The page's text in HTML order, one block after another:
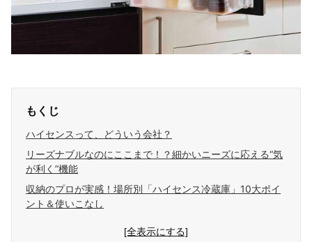
もくじ
ハイセンスって、どういう会社？
リーズナブルなのにここまで！？細かいニーズに応える“気
が利く”機能
収納のプロが実感！場所別「ハイセンス冷蔵庫」10大ポイ
ント＆使いこなし
[全表示にする]